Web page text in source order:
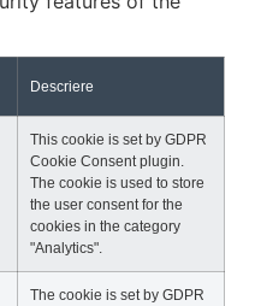
Descriere
This cookie is set by GDPR
Cookie Consent plugin.
The cookie is used to store
the user consent for the
cookies in the category
"Analytics".
The cookie is set by GDPR